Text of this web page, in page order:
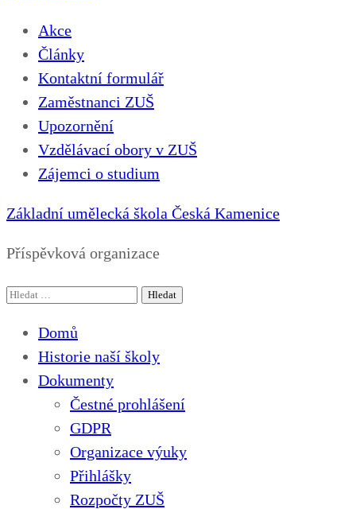
Akce
Články
Kontaktní formulář
Zaměstnanci ZUŠ
Upozornění
Vzdělávací obory v ZUŠ
Zájemci o studium
Základní umělecká škola Česká Kamenice
Příspěvková organizace
Vyhledávání
Domů
Historie naší školy
Dokumenty
Čestné prohlášení
GDPR
Organizace výuky
Přihlášky
Rozpočty ZUŠ